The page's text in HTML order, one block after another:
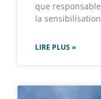
que
la
LIRE PLUS »